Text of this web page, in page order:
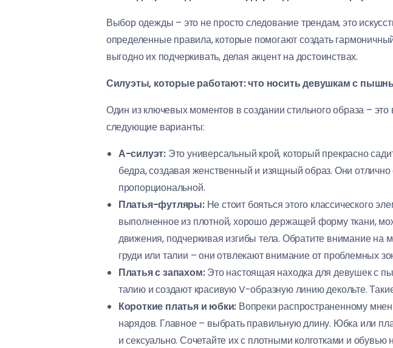
Выбор одежды – это не просто следование трендам, это
определенные правила, которые помогают создать
выгодно их подчеркивать, делая акцент на достоинствах.
Силуэты, которые работают: что носить девушкам с
Один из ключевых моментов в создании стильного образа –
следующие варианты:
А-силуэт:Это универсальный крой, который прекрасно
бедра, создавая женственный и изящный образ. Они
пропорциональной.
Платья-футляры:Не стоит бояться этого классического
выполненное из плотной, хорошо держащей форму ткани,
движения, подчеркивая изгибы тела. Обратите внимание
груди или талии – они отвлекают внимание от проблемных
Платья с запахом:Это настоящая находка для девушек с
талию и создают красивую V-образную линию декольте.
Короткие платья и юбки: Вопреки распространенному
нарядов. Главное – выбрать правильную длину. Юбка или
и сексуально. Сочетайте их с плотными колготками и обувью